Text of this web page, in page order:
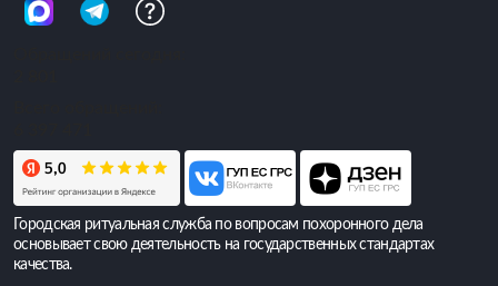
Городская ритуальная служба по вопросам похоронного дела
основывает свою деятельность на государственных стандартах
качества.